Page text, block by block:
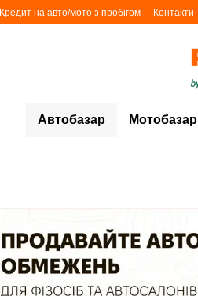
Кредит на авто/мото з пробігом Контакти
Автобазар Мотобазар